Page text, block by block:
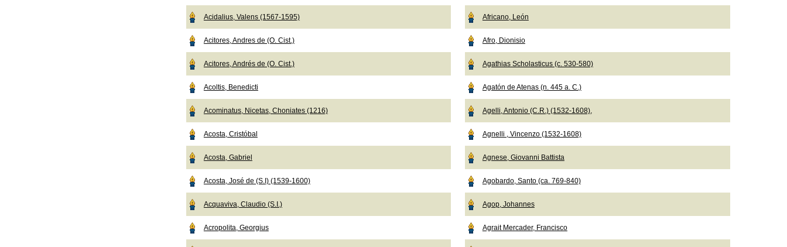
Acidalius, Valens (1567-1595)
Acitores, Andres de (O. Cist.)
Acitores, Andrés de (O. Cist.)
Acoltis, Benedicti
Acominatus, Nicetas, Choniates (1216)
Acosta, Cristóbal
Acosta, Gabriel
Acosta, José de (S.I) (1539-1600)
Acquaviva, Claudio (S.I.)
Acropolita, Georgius
Africano, León
Afro, Dionisio
Agathias Scholasticus (c. 530-580)
Agatón de Atenas (n. 445 a. C.)
Agelli, Antonio (C.R.) (1532-1608),
Agnelli , Vincenzo (1532-1608)
Agnese, Giovanni Battista
Agobardo, Santo (ca. 769-840)
Agop, Johannes
Agrait Mercader, Francisco